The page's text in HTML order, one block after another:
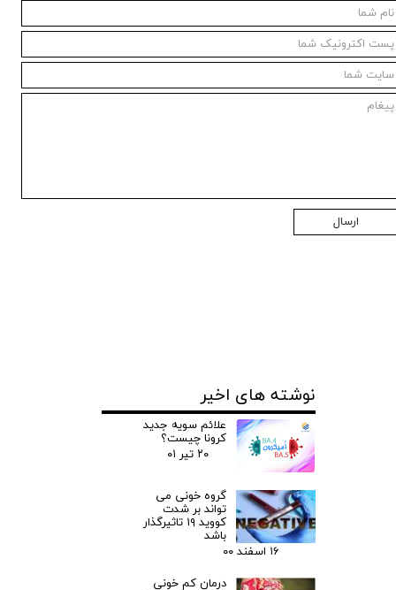
ارسال
نوشته های اخیر
علائم سویه جدید
کرونا چیست؟
۲۰ تیر ۰۱
گروه خونی می
تواند بر شدت
کووید ۱۹ تاثیرگذار
باشد
۱۶ اسفند ۰۰
درمان کم خونی